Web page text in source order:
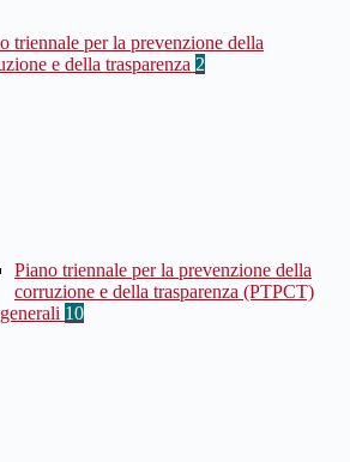
triennale per la prevenzione della
e della trasparenza 2
Piano triennale per la prevenzione della
corruzione e della trasparenza (PTPCT)
10